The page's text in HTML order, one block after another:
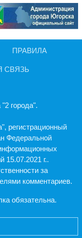
ПРАВИЛА
СВЯЗЬ
города".
регистрационный
Федеральной
15.07.2021 г..
за
комментариев.
обязательна.